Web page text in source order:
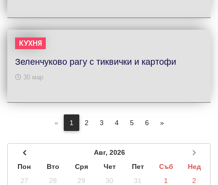
КУХНЯ
Зеленчуково рагу с тиквички и картофи
30 мар
« 1 2 3 4 5 6 »
Авг, 2026
Пон
Вто Сря Чет Пет Съб
Нед
27
28 29 30 31 1 2